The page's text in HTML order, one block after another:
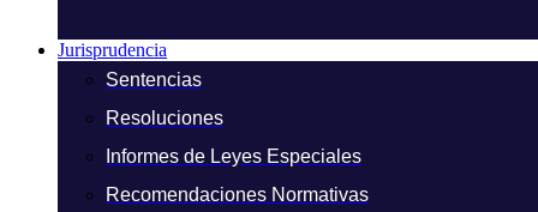
Jurisprudencia
Sentencias
Resoluciones
Informes de Leyes Especiales
Recomendaciones Normativas